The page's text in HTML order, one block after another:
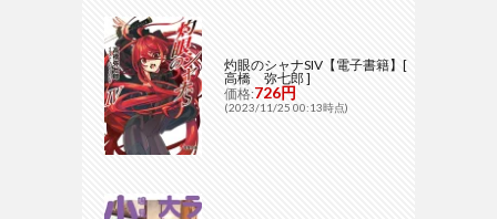
灼眼のシャナSIV【電子書籍】[
高橋 弥七郎 ]
価格:726円
(2023/11/25 00:13時点)